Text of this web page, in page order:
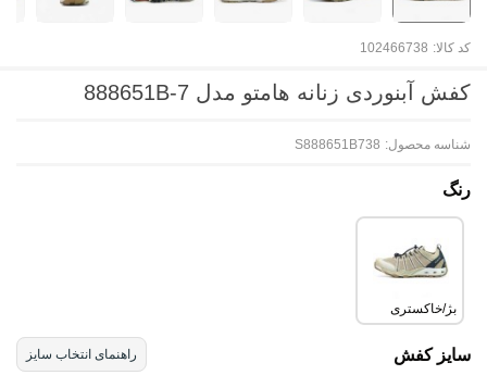
کد کالا: 102466738
کفش آبنوردی زنانه هامتو مدل 888651B-7
شناسه محصول: S888651B738
رنگ
بژ/خاکستری
سایز کفش راهنمای انتخاب سایز